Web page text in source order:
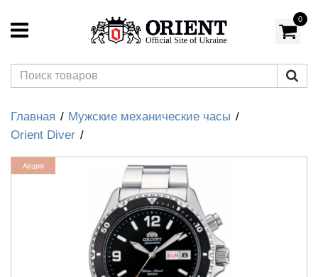
0
Главная
Мужские механические часы
Orient Diver
Акция